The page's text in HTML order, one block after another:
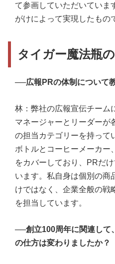
て参画していただいていま
がけによって実現したもの
タイガー魔法瓶
──広報PRの体制について
林：弊社の広報宣伝チーム
マネージャーとリーダーが
の担当カテゴリーを持って
ボトルとコーヒーメーカー
をカバーしており、PRだ
います。私自身は個別の商
けではなく、企業全般の戦
を担当しています。
──創立100周年に関連して
の仕方は変わりましたか？